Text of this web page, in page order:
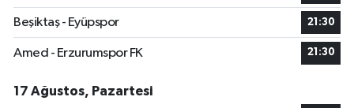
Beşiktaş - Eyüpspor 21:30
Amed - Erzurumspor FK 21:30
17 Ağustos, Pazartesi